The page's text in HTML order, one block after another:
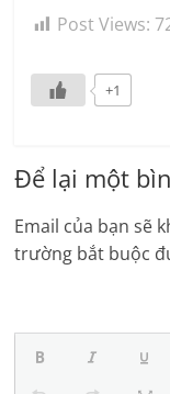
Post Views:
+1
Để lại một
Email của bạn sẽ
trường bắt buộc